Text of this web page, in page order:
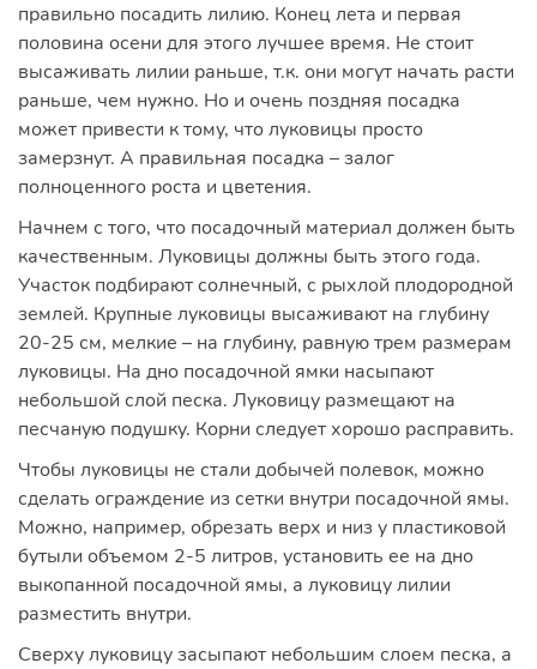
правильно посадить лилию. Конец лета и первая
половина осени для этого лучшее время. Не стоит
высаживать лилии раньше, т.к. они могут начать расти
раньше, чем нужно. Но и очень поздняя посадка
может привести к тому, что луковицы просто
замерзнут. А правильная посадка – залог
полноценного роста и цветения.
Начнем с того, что посадочный материал должен быть
качественным. Луковицы должны быть этого года.
Участок подбирают солнечный, с рыхлой плодородной
землей. Крупные луковицы высаживают на глубину
20-25 см, мелкие – на глубину, равную трем размерам
луковицы. На дно посадочной ямки насыпают
небольшой слой песка. Луковицу размещают на
песчаную подушку. Корни следует хорошо расправить.
Чтобы луковицы не стали добычей полевок, можно
сделать ограждение из сетки внутри посадочной ямы.
Можно, например, обрезать верх и низ у пластиковой
бутыли объемом 2-5 литров, установить ее на дно
выкопанной посадочной ямы, а луковицу лилии
разместить внутри.
Сверху луковицу засыпают небольшим слоем песка, а